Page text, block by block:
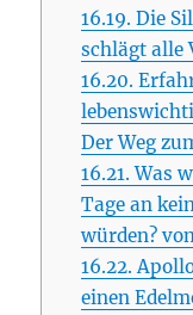
16.19. Die
schlägt alle
16.20.
Der Weg
16.21. Was
Tage an
würden?
16.22.
einen